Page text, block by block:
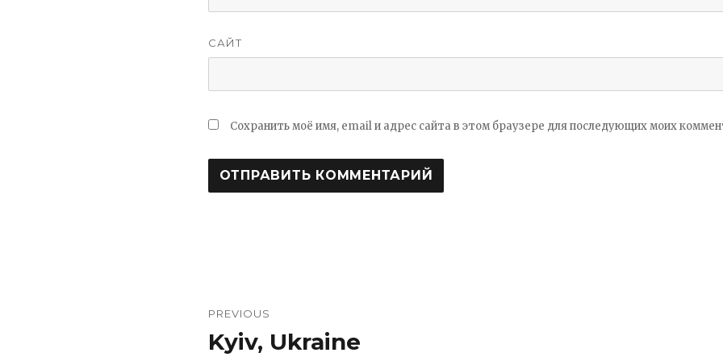
САЙТ
Сохранить моё имя, email и адрес сайта в этом браузере для последующих моих
по
PREVIOUS
Previous
Kyiv, Ukraine